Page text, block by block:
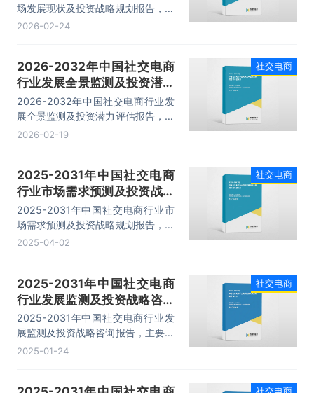
场发展现状及投资战略规划报告，主
要包括市场发展情况、重点企业经营
2026-02-24
2026-2032年中国社交电商
行业发展全景监测及投资潜力
评估报告
2026-2032年中国社交电商行业发
展全景监测及投资潜力评估报告，主
要包括行业竞争格局及投融资分析、
等内容。
2026-02-19
社交电商
2025-2031年中国社交电商
行业市场需求预测及投资战略
规划报告
2025-2031年中国社交电商行业市
场需求预测及投资战略规划报告，主
要包括行业运营模式分析、典型案例
2025-04-02
社交电商
2025-2031年中国社交电商
行业发展监测及投资战略咨询
报告
2025-2031年中国社交电商行业发
展监测及投资战略咨询报告，主要包
括行业竞争格局及投融资分析、产业
2025-01-24
社交电商